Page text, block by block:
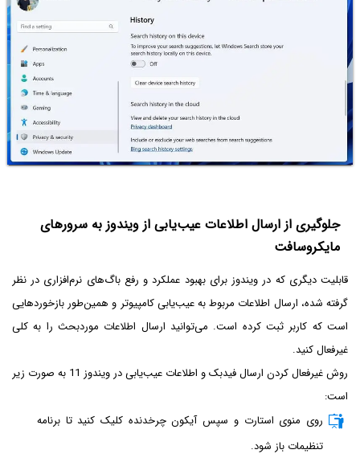
جلوگیری از ارسال اطلاعات عیب‌یابی از ویندوز به سرورهای
مایکروسافت
قابلیت دیگری که در ویندوز برای بهبود عملکرد و رفع باگ‌های نرم‌افزاری در نظر
گرفته شده، ارسال اطلاعات مربوط به عیب‌یابی کامپیوتر و همین‌طور بازخوردهایی
است که کاربر ثبت کرده است. می‌توانید ارسال اطلاعات موردبحث را به کلی
غیرفعال کنید.
روش غیرفعال کردن ارسال فیدبک و اطلاعات عیب‌یابی در ویندوز 11 به صورت زیر
است:
روی منوی استارت و سپس آیکون چرخدنده کلیک کنید تا برنامه
تنظیمات باز شود.